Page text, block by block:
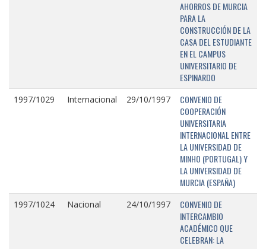
AHORROS DE MURCIA
PARA LA
CONSTRUCCIÓN DE LA
CASA DEL ESTUDIANTE
EN EL CAMPUS
UNIVERSITARIO DE
ESPINARDO
1997/1029 Internacional 29/10/1997
CONVENIO DE
COOPERACIÓN
UNIVERSITARIA
INTERNACIONAL ENTRE
LA UNIVERSIDAD DE
MINHO (PORTUGAL) Y
LA UNIVERSIDAD DE
MURCIA (ESPAÑA)
1997/1024 Nacional 24/10/1997
CONVENIO DE
INTERCAMBIO
ACADÉMICO QUE
CELEBRAN: LA